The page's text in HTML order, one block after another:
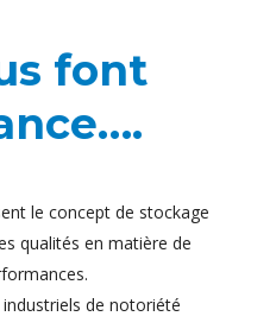
font
le concept de stockage
qualités en matière de
de notoriété